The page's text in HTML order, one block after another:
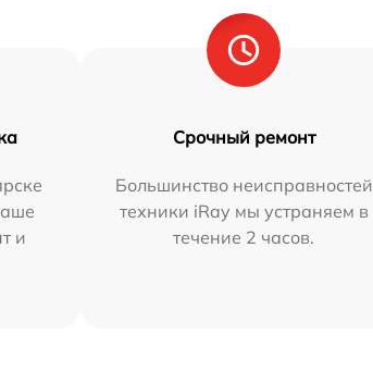
и
Срочный ремонт
Большинство неисправностей
техники iRay мы устраняем в
течение 2 часов.